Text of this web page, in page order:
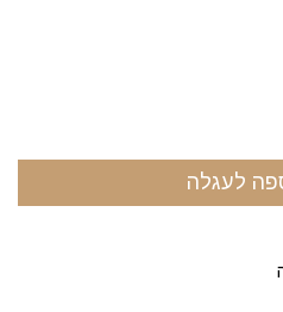
לעגלה